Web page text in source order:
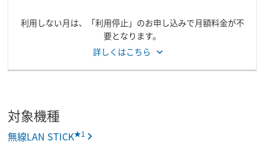
利用しない月は、「利用停止」のお申し込みで月額料金が不
要となります。
詳しくはこちら
対象機種
無線LAN STICK★1